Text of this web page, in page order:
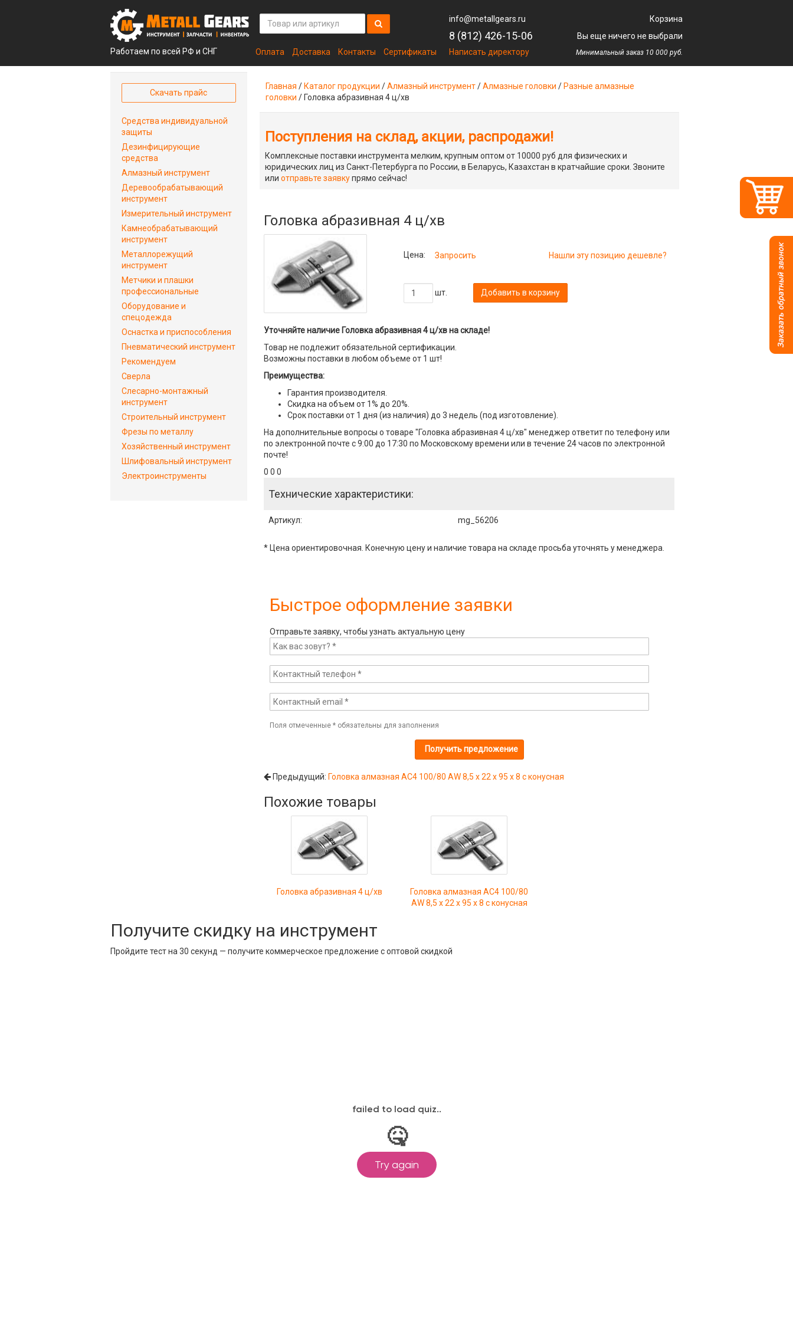
Работаем по всей РФ и СНГ Оплата Доставка Контакты Сертификаты
info@metallgears.ru
8 (812) 426-15-06
Написать директору
Корзина
Вы еще ничего не выбрали
Минимальный заказ 10 000 руб.
Главная / Каталог продукции /Алмазный инструмент/Алмазные головки / Разные алмазные
головки / Головка абразивная 4 ц/хв
Поступления на склад, акции, распродажи!
Комплексные поставки инструмента мелким, крупным оптом от 10000 руб для физических и
юридических лиц из Санкт-Петербурга по России, в Беларусь, Казахстан в кратчайшие сроки. Звоните
или отправьте заявкупрямо сейчас!
Головка абразивная 4 ц/хв
Цена: Запросить Нашли эту позицию дешевле?
шт. Добавить в корзину
Уточняйте наличие Головка абразивная 4 ц/хв на складе!
Товар не подлежит обязательной сертификации.
Возможны поставки в любом объеме от 1 шт!
Преимущества:
Гарантия производителя.
Скидка на объем от 1% до 20%.
Срок поставки от 1 дня (из наличия) до 3 недель (под изготовление).
На дополнительные вопросы о товаре "Головка абразивная 4 ц/хв" менеджер ответит по телефону или
по электронной почте с 9:00 до 17:30 по Московскому времени или в течение 24 часов по электронной
почте!
0 0 0
Технические характеристики:
Артикул: mg_56206
* Цена ориентировочная. Конечную цену и наличие товара на складе просьба уточнять у менеджера.
Быстрое оформление заявки
Отправьте заявку, чтобы узнать актуальную цену
Поля отмеченные *обязательны для заполнения
Предыдущий: Головка алмазная AC4 100/80 AW 8,5 х 22 х 95 х 8 с конусная
Похожие товары
Головка абразивная 4 ц/хв
Головка алмазная AC4 100/80
AW 8,5 х 22 х 95 х 8 с конусная
Скачать прайс
Средства индивидуальной
защиты
Дезинфицирующие
средства
Алмазный инструмент
Деревообрабатывающий
инструмент
Измерительный инструмент
Камнеобрабатывающий
инструмент
Металлорежущий
инструмент
Метчики и плашки
профессиональные
Оборудование и
спецодежда
Оснастка и приспособления
Пневматический инструмент
Рекомендуем
Сверла
Слесарно-монтажный
инструмент
Строительный инструмент
Фрезы по металлу
Хозяйственный инструмент
Шлифовальный инструмент
Электроинструменты
Получите скидку на инструмент
Пройдите тест на 30 секунд — получите коммерческое предложение с оптовой скидкой